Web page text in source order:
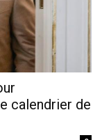
calendrier de